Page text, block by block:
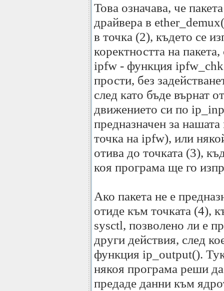
Това означава, че
драйвера в
в точка (2), където се
коректността на
ipfw - функция
прости, без
след като бъде върнат
движението си по
предназначен за
точка на ipfw), или
отива до точката (3),
коя програма ще го
Ако пакета не е
отиде към точката (4),
sysctl, позволено ли е
други действия, след
функция ip_output().
някоя програма реши
предаде данни към